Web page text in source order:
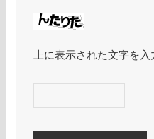
上に表示された文字を入